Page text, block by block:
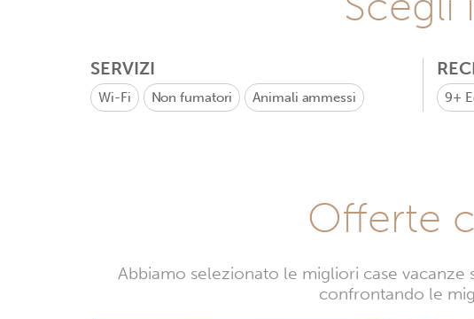
SERVIZI
Wi-Fi Non fumatori Animali ammessi 9+
Offerte
Abbiamo selezionato le migliori case
confrontando le